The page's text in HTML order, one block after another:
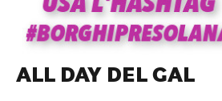
ALL DAY DEL GAL